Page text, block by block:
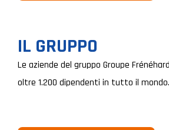
IL GRUPPO
Le aziende del gruppo Groupe
oltre 1.200 dipendenti in tutto il mondo.